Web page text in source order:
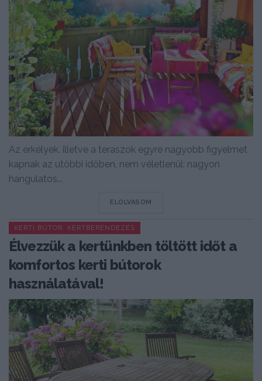
Az erkélyek, illetve a teraszok egyre nagyobb figyelmet
kapnak az utóbbi időben, nem véletlenül: nagyon
hangulatos...
ELOLVASOM
KERTI BÚTOR, KERTBERENDEZÉS
Élvezzük a kertünkben töltött időt a
komfortos kerti bútorok
használatával!